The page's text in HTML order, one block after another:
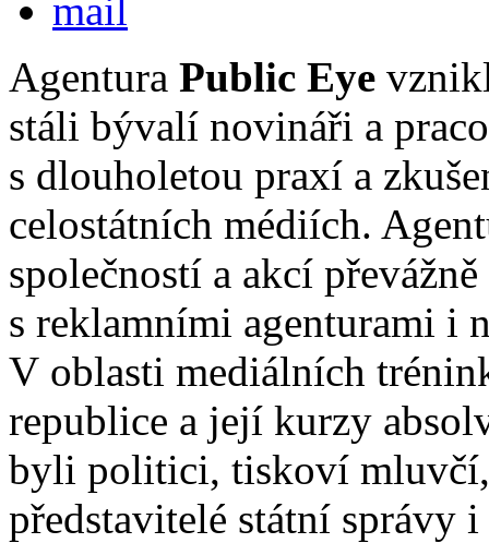
Agentura Public Eye
stáli bývalí novináři a
s dlouholetou praxí a
celostátních médiích.
společností a akcí
s reklamními agenturami i
V oblasti mediálních
republice a její kurzy
byli politici, tiskoví mluvčí,
představitelé státní správy